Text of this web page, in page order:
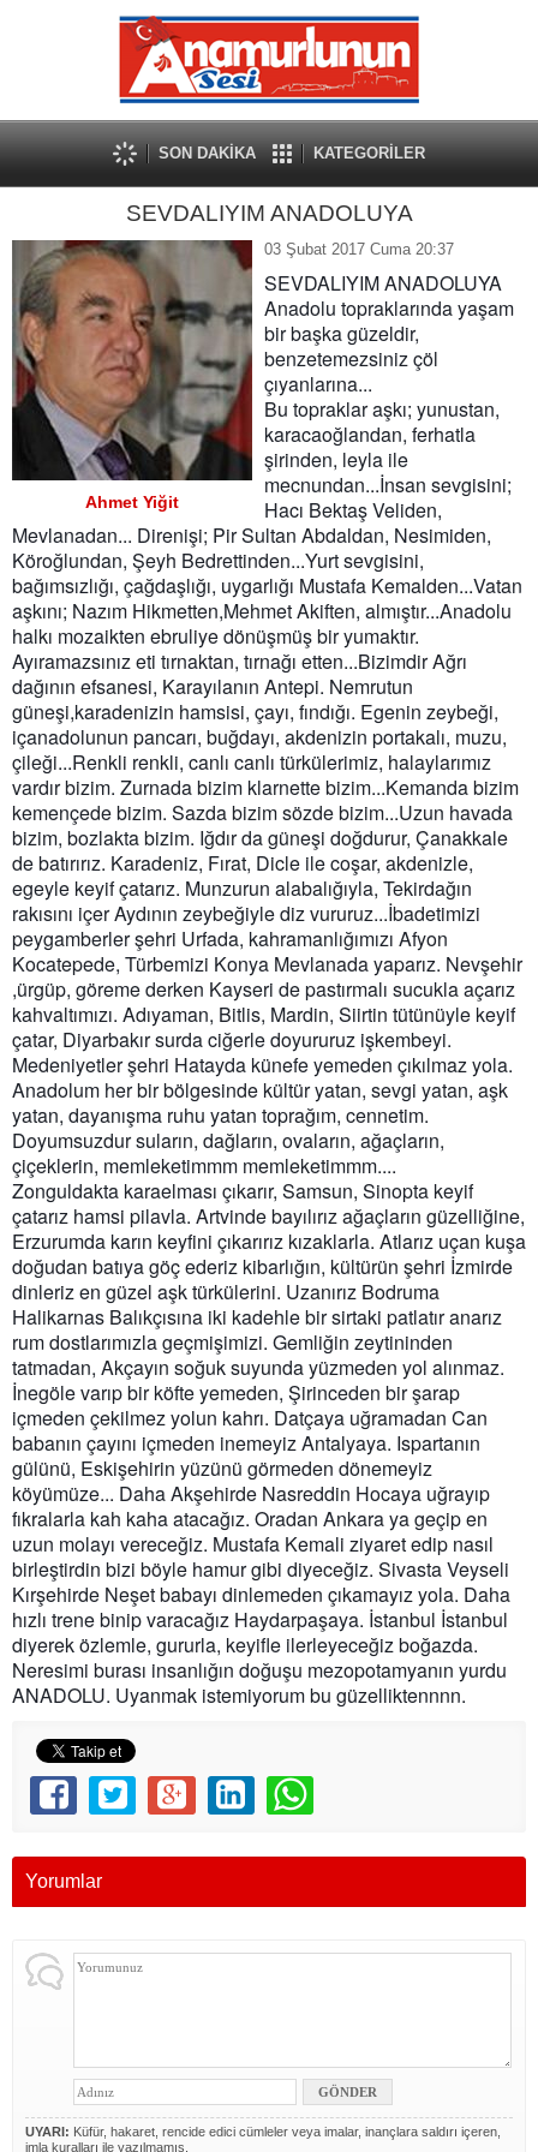
SON DAKİKA KATEGORİLER
SEVDALIYIM ANADOLUYA
Ahmet Yiğit
03 Şubat 2017 Cuma 20:37
SEVDALIYIM ANADOLUYA
Anadolu topraklarında yaşam
bir başka güzeldir,
benzetemezsiniz çöl
çıyanlarına...
Bu topraklar aşkı; yunustan,
karacaoğlandan, ferhatla
şirinden, leyla ile
mecnundan...İnsan sevgisini;
Hacı Bektaş Veliden,
Mevlanadan... Direnişi; Pir Sultan Abdaldan, Nesimiden,
Köroğlundan, Şeyh Bedrettinden...Yurt sevgisini,
bağımsızlığı, çağdaşlığı, uygarlığı Mustafa Kemalden...Vatan
aşkını; Nazım Hikmetten,Mehmet Akiften, almıştır...Anadolu
halkı mozaikten ebruliye dönüşmüş bir yumaktır.
Ayıramazsınız eti tırnaktan, tırnağı etten...Bizimdir Ağrı
dağının efsanesi, Karayılanın Antepi. Nemrutun
güneşi,karadenizin hamsisi, çayı, fındığı. Egenin zeybeği,
içanadolunun pancarı, buğdayı, akdenizin portakalı, muzu,
çileği...Renkli renkli, canlı canlı türkülerimiz, halaylarımız
vardır bizim. Zurnada bizim klarnette bizim...Kemanda bizim
kemençede bizim. Sazda bizim sözde bizim...Uzun havada
bizim, bozlakta bizim. Iğdır da güneşi doğdurur, Çanakkale
de batırırız. Karadeniz, Fırat, Dicle ile coşar, akdenizle,
egeyle keyif çatarız. Munzurun alabalığıyla, Tekirdağın
rakısını içer Aydının zeybeğiyle diz vururuz...İbadetimizi
peygamberler şehri Urfada, kahramanlığımızı Afyon
Kocatepede, Türbemizi Konya Mevlanada yaparız. Nevşehir
,ürgüp, göreme derken Kayseri de pastırmalı sucukla açarız
kahvaltımızı. Adıyaman, Bitlis, Mardin, Siirtin tütünüyle keyif
çatar, Diyarbakır surda ciğerle doyururuz işkembeyi.
Medeniyetler şehri Hatayda künefe yemeden çıkılmaz yola.
Anadolum her bir bölgesinde kültür yatan, sevgi yatan, aşk
yatan, dayanışma ruhu yatan toprağım, cennetim.
Doyumsuzdur suların, dağların, ovaların, ağaçların,
çiçeklerin, memleketimmm memleketimmm....
Zonguldakta karaelması çıkarır, Samsun, Sinopta keyif
çatarız hamsi pilavla. Artvinde bayılırız ağaçların güzelliğine,
Erzurumda karın keyfini çıkarırız kızaklarla. Atlarız uçan kuşa
doğudan batıya göç ederiz kibarlığın, kültürün şehri İzmirde
dinleriz en güzel aşk türkülerini. Uzanırız Bodruma
Halikarnas Balıkçısına iki kadehle bir sirtaki patlatır anarız
rum dostlarımızla geçmişimizi. Gemliğin zeytininden
tatmadan, Akçayın soğuk suyunda yüzmeden yol alınmaz.
İnegöle varıp bir köfte yemeden, Şirinceden bir şarap
içmeden çekilmez yolun kahrı. Datçaya uğramadan Can
babanın çayını içmeden inemeyiz Antalyaya. Ispartanın
gülünü, Eskişehirin yüzünü görmeden dönemeyiz
köyümüze... Daha Akşehirde Nasreddin Hocaya uğrayıp
fıkralarla kah kaha atacağız. Oradan Ankara ya geçip en
uzun molayı vereceğiz. Mustafa Kemali ziyaret edip nasıl
birleştirdin bizi böyle hamur gibi diyeceğiz. Sivasta Veyseli
Kırşehirde Neşet babayı dinlemeden çıkamayız yola. Daha
hızlı trene binip varacağız Haydarpaşaya. İstanbul İstanbul
diyerek özlemle, gururla, keyifle ilerleyeceğiz boğazda.
Neresimi burası insanlığın doğuşu mezopotamyanın yurdu
ANADOLU. Uyanmak istemiyorum bu güzelliktennnn.
Yorumlar
UYARI: Küfür, hakaret, rencide edici cümleler veya imalar, inançlara saldırı içeren,
imla kuralları ile yazılmamış,